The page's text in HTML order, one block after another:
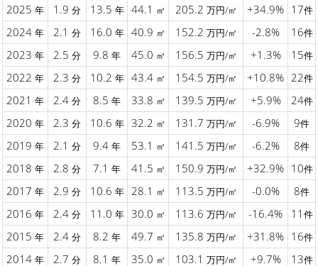
2025 年 1.9 分 13.5 年 44.1 ㎡ 205.2 万円/㎡ +34.9% 17件
2024 年 2.1 分 16.0 年 40.9 ㎡ 152.2 万円/㎡ -2.8% 16件
2023 年 2.5 分 9.8 年 45.0 ㎡ 156.5 万円/㎡ +1.3% 15件
2022 年 2.3 分 10.2 年 43.4 ㎡ 154.5 万円/㎡ +10.8% 22件
2021 年 2.4 分 8.5 年 33.8 ㎡ 139.5 万円/㎡ +5.9% 24件
2020 年 2.3 分 10.6 年 32.2 ㎡ 131.7 万円/㎡ -6.9% 9件
2019 年 2.1 分 9.4 年 53.1 ㎡ 141.5 万円/㎡ -6.2% 8件
2018 年 2.8 分 7.1 年 41.5 ㎡ 150.9 万円/㎡ +32.9% 10件
2017 年 2.9 分 10.6 年 28.1 ㎡ 113.5 万円/㎡ -0.0% 8件
2016 年 2.4 分 11.0 年 30.0 ㎡ 113.6 万円/㎡ -16.4% 11 件
2015 年 2.4 分 8.2 年 49.7 ㎡ 135.8 万円/㎡ +31.8% 16件
2014 年 2.7 分 8.1 年 35.0 ㎡ 103.1 万円/㎡ +9.7% 13件